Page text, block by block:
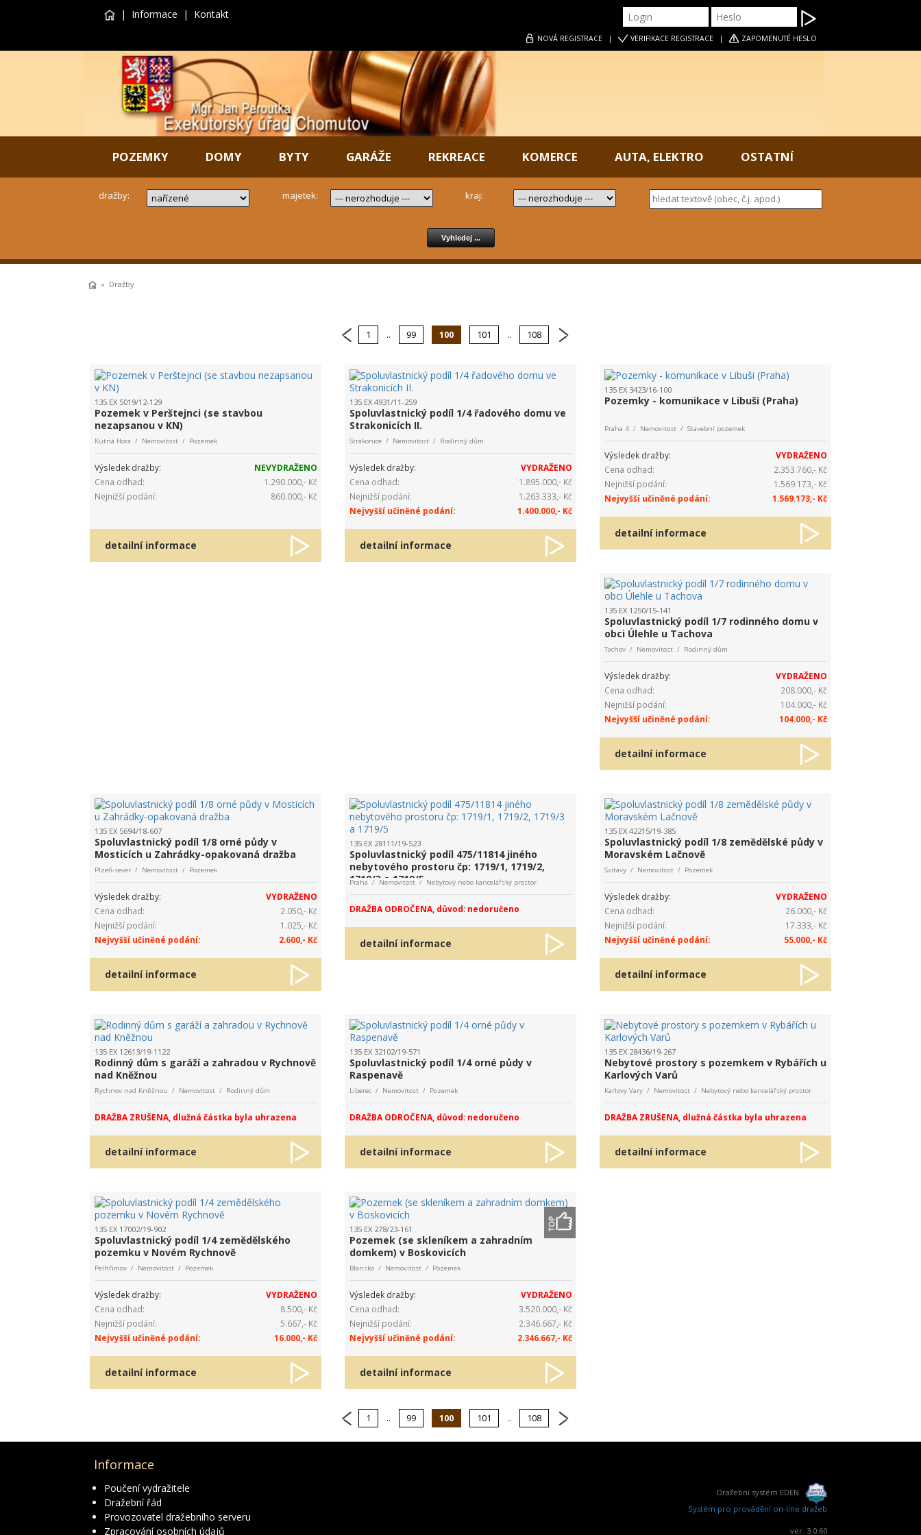
| Informace | Kontakt
NOVÁ REGISTRACE| VERIFIKACEREGISTRACE| ZAPOMENUTÉ HESLO
POZEMKY DOMY BYTY GARÁŽE REKREACE KOMERCE AUTA, ELEKTRO OSTATNÍ
dražby: majetek: kraj:
» Dražby
1 .. 99 100 101 .. 108
135 EX 5019/12-129
Pozemek v Perštejnci (se stavbou
nezapsanou v KN)
Kutná Hora / Nemovitost / Pozemek
Výsledek dražby:
NEVYDRAŽENO
Cena odhad:
1.290.000,- Kč
Nejnižší podání:
860.000,- Kč
detailní informace
135 EX 4931/11-259
Spoluvlastnický podíl 1/4 řadového domu ve
Strakonicích II.
Strakonice / Nemovitost / Rodinný dům
Výsledek dražby:
VYDRAŽENO
Cena odhad:
1.895.000,- Kč
Nejnižší podání:
1.263.333,- Kč
Nejvyšší učiněné podání:
1.400.000,- Kč
detailní informace
135 EX 3423/16-100
Pozemky - komunikace v Libuši (Praha)
Praha 4 / Nemovitost / Stavební pozemek
Výsledek dražby:
VYDRAŽENO
Cena odhad:
2.353.760,- Kč
Nejnižší podání:
1.569.173,- Kč
Nejvyšší učiněné podání:
1.569.173,- Kč
detailní informace
135 EX 1250/15-141
Spoluvlastnický podíl 1/7 rodinného domu v
obci Úlehle u Tachova
Tachov / Nemovitost / Rodinný dům
Výsledek dražby:
VYDRAŽENO
Cena odhad:
208.000,- Kč
Nejnižší podání:
104.000,- Kč
Nejvyšší učiněné podání:
104.000,- Kč
detailní informace
135 EX 5694/18-607
Spoluvlastnický podíl 1/8 orné půdy v
Mosticích u Zahrádky-opakovaná dražba
Plzeň-sever / Nemovitost / Pozemek
Výsledek dražby:
VYDRAŽENO
Cena odhad:
2.050,- Kč
Nejnižší podání:
1.025,- Kč
Nejvyšší učiněné podání:
2.600,- Kč
detailní informace
135 EX 28111/19-523
Spoluvlastnický podíl 475/11814 jiného
nebytového prostoru čp: 1719/1, 1719/2,
1719/3 a 1719/5
Praha / Nemovitost / Nebytový nebo kancelářský prostor
DRAŽBA ODROČENA, důvod: nedoručeno
detailní informace
135 EX 42215/19-385
Spoluvlastnický podíl 1/8 zemědělské půdy v
Moravském Lačnově
Svitavy / Nemovitost / Pozemek
Výsledek dražby:
VYDRAŽENO
Cena odhad:
26.000,- Kč
Nejnižší podání:
17.333,- Kč
Nejvyšší učiněné podání:
55.000,- Kč
detailní informace
135 EX 12613/19-1122
Rodinný dům s garáží a zahradou v Rychnově
nad Kněžnou
Rychnov nad Kněžnou / Nemovitost / Rodinný dům
DRAŽBA ZRUŠENA, dlužná částka byla uhrazena
detailní informace
135 EX 32102/19-571
Spoluvlastnický podíl 1/4 orné půdy v
Raspenavě
Liberec / Nemovitost / Pozemek
DRAŽBA ODROČENA, důvod: nedoručeno
detailní informace
135 EX 28436/19-267
Nebytové prostory s pozemkem v Rybářích u
Karlových Varů
Karlovy Vary / Nemovitost / Nebytový nebo kancelářský prostor
DRAŽBA ZRUŠENA, dlužná částka byla uhrazena
detailní informace
135 EX 17002/19-902
Spoluvlastnický podíl 1/4 zemědělského
pozemku v Novém Rychnově
Pelhřimov / Nemovitost / Pozemek
Výsledek dražby:
VYDRAŽENO
Cena odhad:
8.500,- Kč
Nejnižší podání:
5.667,- Kč
Nejvyšší učiněné podání:
16.000,- Kč
detailní informace
135 EX 278/23-161
Pozemek (se skleníkem a zahradním
domkem) v Boskovicích
Blansko / Nemovitost / Pozemek
Výsledek dražby:
VYDRAŽENO
Cena odhad:
3.520.000,- Kč
Nejnižší podání:
2.346.667,- Kč
Nejvyšší učiněné podání:
2.346.667,- Kč
detailní informace
1 .. 99 100 101 .. 108
Informace
Poučení vydražitele
Dražební řád
Provozovatel dražebního serveru
Zpracování osobních údajů
Dražební systém EDEN
Systém pro provádění on-line dražeb
ver. 3.0.60